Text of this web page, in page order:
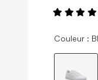
Couleur :